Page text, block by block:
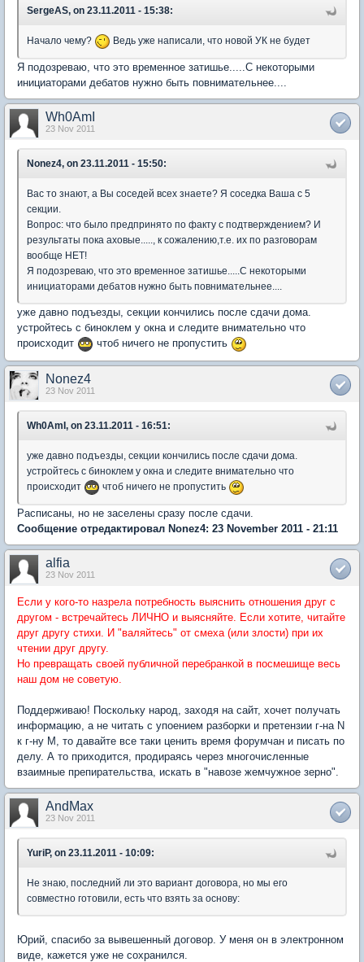
SergeAS, on 23.11.2011 - 15:38:
Начало чему? Ведь уже написали, что новой УК не будет
Я подозреваю, что это временное затишье.....С некоторыми
инициаторами дебатов нужно быть повнимательнее....
Wh0AmI
23 Nov 2011
Nonez4, on 23.11.2011 - 15:50:
Вас то знают, а Вы соседей всех знаете? Я соседка Ваша с 5
секции.
Вопрос: что было предпринято по факту с подтверждением? И
результаты пока аховые....., к сожалению,т.е. их по разговорам
вообще НЕТ!
Я подозреваю, что это временное затишье.....С некоторыми
инициаторами дебатов нужно быть повнимательнее....
уже давно подъезды, секции кончились после сдачи дома.
устройтесь с биноклем у окна и следите внимательно что
происходит
чтоб ничего не пропустить
Nonez4
23 Nov 2011
Wh0AmI, on 23.11.2011 - 16:51:
уже давно подъезды, секции кончились после сдачи дома.
устройтесь с биноклем у окна и следите внимательно что
происходит
чтоб ничего не пропустить
Расписаны, но не заселены сразу после сдачи.
Сообщение отредактировал Nonez4: 23 November 2011 - 21:11
alfia
23 Nov 2011
Если у кого-то назрела потребность выяснить отношения друг с
другом - встречайтесь ЛИЧНО и выясняйте. Если хотите, читайте
друг другу стихи. И "валяйтесь" от смеха (или злости) при их
чтении друг другу.
Но превращать своей публичной перебранкой в посмешище весь
наш дом не советую.
Поддерживаю! Поскольку народ, заходя на сайт, хочет получать
информацию, а не читать с упоением разборки и претензии г-на N
к г-ну M, то давайте все таки ценить время форумчан и писать по
делу. А то приходится, продираясь через многочисленные
взаимные препирательства, искать в "навозе жемчужное зерно".
AndMax
23 Nov 2011
YuriP, on 23.11.2011 - 10:09:
Не знаю, последний ли это вариант договора, но мы его
совместно готовили, есть что взять за основу:
Юрий, спасибо за вывешенный договор. У меня он в электронном
виде, кажется уже не сохранился.